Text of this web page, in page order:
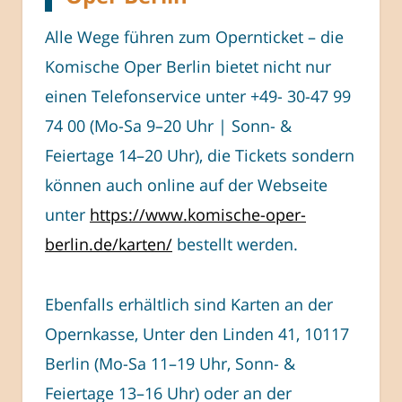
Alle Wege führen zum Opernticket – die
Komische Oper Berlin bietet nicht nur
einen Telefonservice unter +49- 30-47 99
74 00 (Mo-Sa 9–20 Uhr | Sonn- &
Feiertage 14–20 Uhr), die Tickets sondern
können auch online auf der Webseite
unter https://www.komische-oper-
berlin.de/karten/ bestellt werden.
Ebenfalls erhältlich sind Karten an der
Opernkasse, Unter den Linden 41, 10117
Berlin (Mo-Sa 11–19 Uhr, Sonn- &
Feiertage 13–16 Uhr) oder an der